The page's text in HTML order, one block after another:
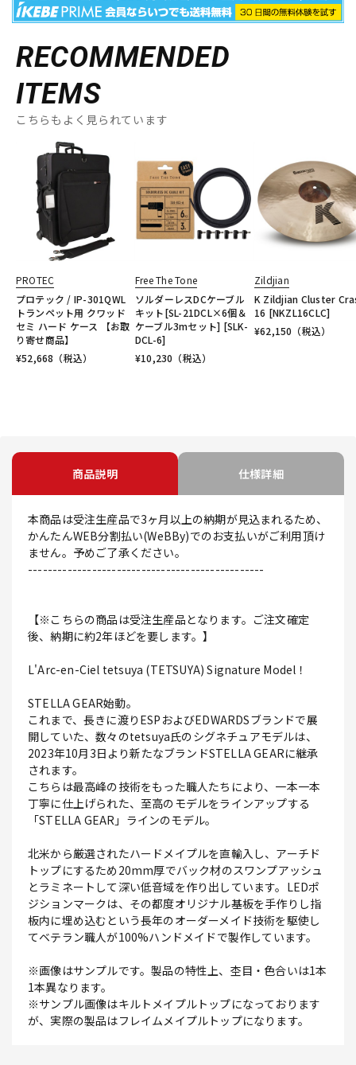
RECOMMENDED
ITEMS
こちらもよく見られています
PROTEC
プロテック / IP-301QWL
トランペット用 クワッド
セミ ハード ケース 【お取
り寄せ商品】
¥52,668 （税込）
Free The Tone
ソルダーレスDCケーブル
キット[SL-21DCL×6個＆
ケーブル3mセット] [SLK-
DCL-6]
¥10,230 （税込）
Zildjian
K Zildjian Cluster
16 [NKZL16CLC]
¥62,150 （税込）
商品説明 仕様詳細
本商品は受注生産品で3ヶ月以上の納期が見込まれるため、
かんたんWEB分割払い(WeBBy)でのお支払いがご利用頂け
ません。予めご了承ください。
------------------------------------------------
【※こちらの商品は受注生産品となります。ご注文確定
後、納期に約2年ほどを要します。】
L'Arc-en-Ciel tetsuya (TETSUYA) Signature Model！
STELLA GEAR始動。
これまで、長きに渡りESPおよびEDWARDSブランドで展
開していた、数々のtetsuya氏のシグネチュアモデルは、
2023年10月3日より新たなブランドSTELLA GEARに継承
されます。
こちらは最高峰の技術をもった職人たちにより、一本一本
丁寧に仕上げられた、至高のモデルをラインアップする
「STELLA GEAR」ラインのモデル。
北米から厳選されたハードメイプルを直輸入し、アーチド
トップにするため20mm厚でバック材のスワンプアッシュ
とラミネートして深い低音域を作り出しています。LEDポ
ジションマークは、その都度オリジナル基板を手作りし指
板内に埋め込むという長年のオーダーメイド技術を駆使し
てベテラン職人が100%ハンドメイドで製作しています。
※画像はサンプルです。製品の特性上、杢目・色合いは1本
1本異なります。
※サンプル画像はキルトメイプルトップになっております
が、実際の製品はフレイムメイプルトップになります。